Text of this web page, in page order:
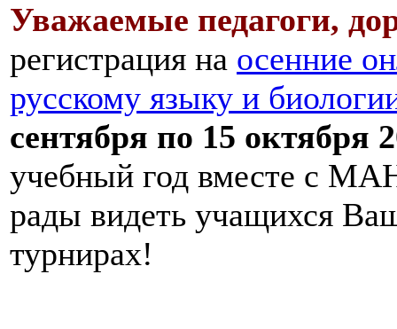
Уважаемые педагоги,
регистрация на осенние
русскому языку и
сентября по 15 октября
учебный год вместе с
рады видеть учащихся
турнирах!